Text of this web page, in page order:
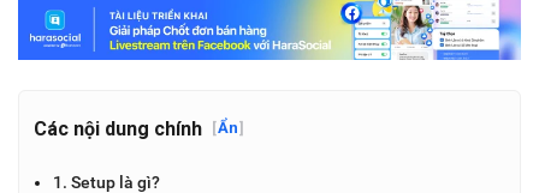
Các nội dung chính [Ẩn]
1. Setup là gì?